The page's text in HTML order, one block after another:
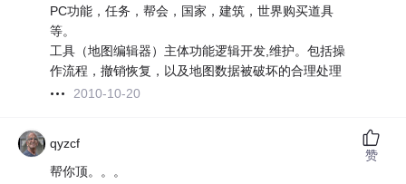
PC功能，任务，帮会，国家，建筑，世界购买道具
等。
工具（地图编辑器）主体功能逻辑开发,维护。包括操
作流程，撤销恢复，以及地图数据被破坏的合理处理
2010-10-20
qyzcf
帮你顶。。。
赞